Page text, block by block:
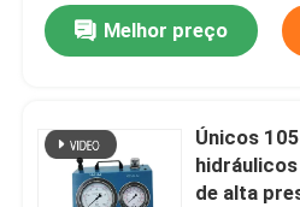
Melhor preço
Únicos
de alta